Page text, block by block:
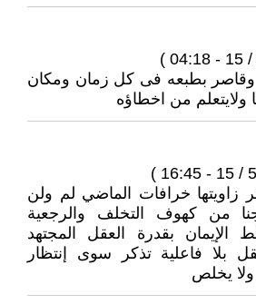
وقاصر بطبعه فى كل زمان ومكان
ولايتعلم من اخطاؤه
زاويتها خرافات الماضي لم ولن
من كهوف التخلف والرجعية
الإيمان بقدرة العقل المجتهد
بلا فاعلية تذكر سوى إنتظار
يخلص